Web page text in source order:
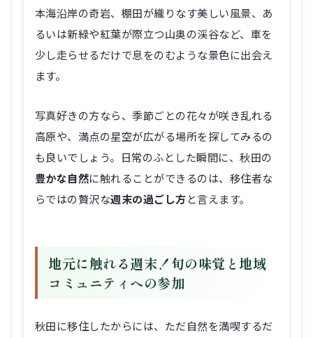
本海沿岸の奇岩、棚田が織りなす美しい風景、あ
るいは新緑や紅葉が際立つ山奥の渓谷など、車を
少し走らせるだけで息をのむような景色に出会え
ます。
写真好きの方なら、季節ごとの花々が咲き乱れる
高原や、満点の星空が広がる場所を探してみるの
も良いでしょう。日常のふとした瞬間に、秋田の
豊かな自然に触れることができるのは、移住者な
らではの贅沢な週末の過ごし方と言えます。
地元に触れる週末！旬の味覚と地域
コミュニティへの参加
秋田に移住したからには、ただ自然を満喫するだ